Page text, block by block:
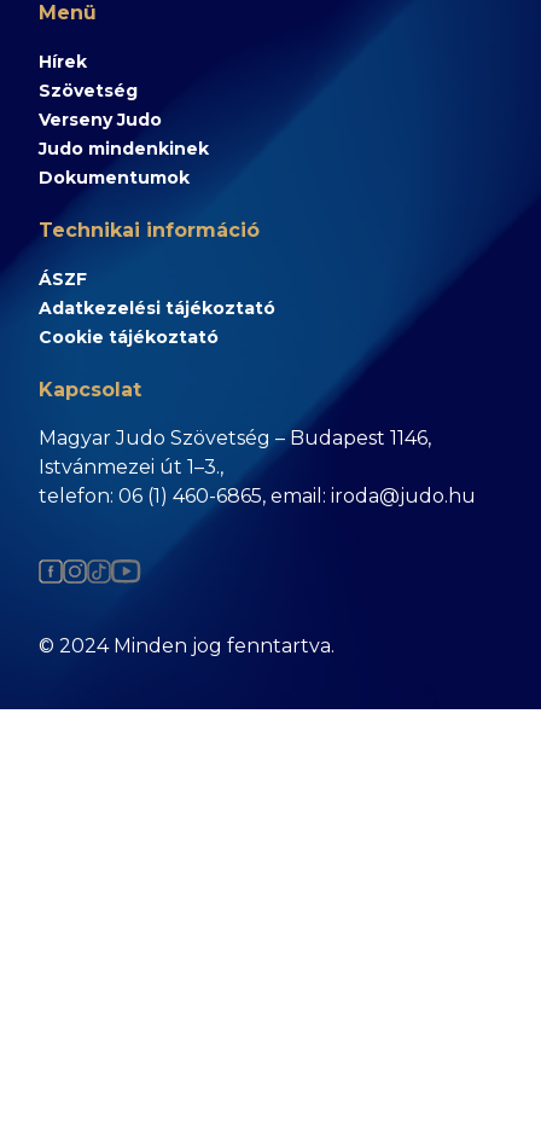
Menü
Hírek
Szövetség
Verseny Judo
Judo mindenkinek
Dokumentumok
Technikai információ
ÁSZF
Adatkezelési tájékoztató
Cookie tájékoztató
Kapcsolat
Magyar Judo Szövetség – Budapest 1146,
Istvánmezei út 1–3.,
telefon: 06 (1) 460-6865, email: iroda@judo.hu
© 2024 Minden jog fenntartva.